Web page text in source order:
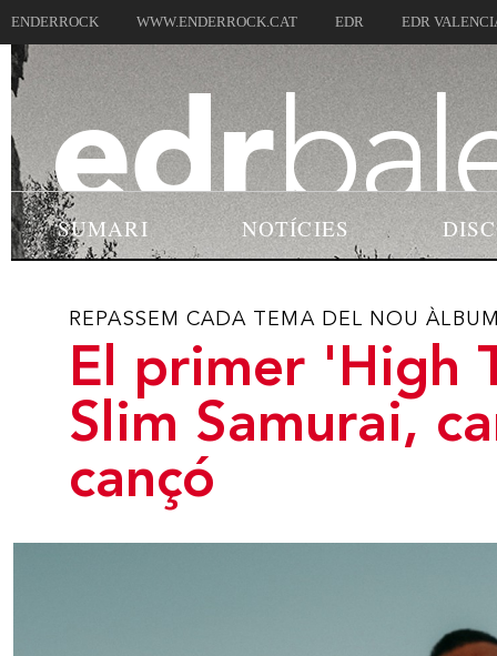
ENDERROCK WWW.ENDERROCK.CAT EDR EDR
SUMARI NOTÍCIES
REPASSEM CADA TEMA DEL NOU
El primer 'High
Slim Samurai,
cançó